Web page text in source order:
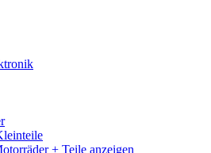
+ Teile anzeigen